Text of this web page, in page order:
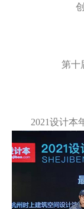
第十
2021设计本